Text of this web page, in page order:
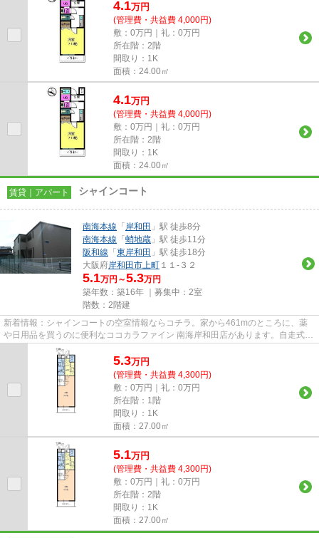
4.1万円
(管理費・共益費 4,000円)
敷：0万円｜礼：0万円
所在階：2階
間取り：1K
面積：24.00㎡
4.1万円
(管理費・共益費 4,000円)
敷：0万円｜礼：0万円
所在階：2階
間取り：1K
面積：24.00㎡
賃貸｜アパート シャインコート
南海本線 「 岸和田 」駅 徒歩8分
南海本線 「 蛸地蔵 」駅 徒歩11分
阪和線 「 東岸和田 」駅 徒歩18分
大阪府岸和田市上町 １１-３２
5.1万円～5.3万円
築年数：築16年 ｜募集中： 2室
階数：2階建
新着情報：シャインコートの空室情報ならコチラ。家から461mのところに、薬
や日用品を買うのに便利なココカラファイン 南海岸和田店があります。自走式駐
車場が併設された物件です。2...
5.3万円
(管理費・共益費 4,300円)
敷：0万円｜礼：0万円
所在階：1階
間取り：1K
面積：27.00㎡
5.1万円
(管理費・共益費 4,300円)
敷：0万円｜礼：0万円
所在階：2階
間取り：1K
面積：27.00㎡